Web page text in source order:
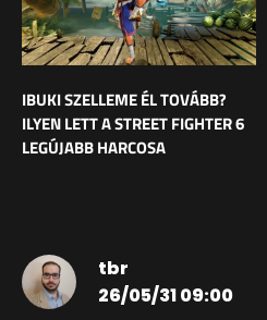
IBUKI SZELLEME ÉL TOVÁBB?
ILYEN LETT A STREET FIGHTER 6
LEGÚJABB HARCOSA
tbr
26/05/31 09:00